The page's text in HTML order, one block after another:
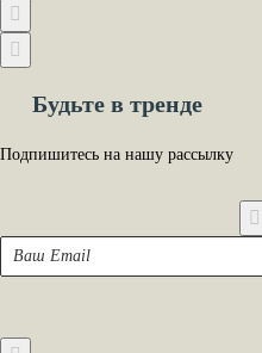
Будьте в тренде
Подпишитесь на нашу рассылку